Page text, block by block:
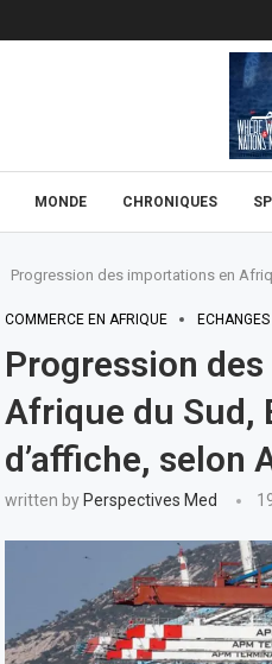
MONDE CHRONIQUES
Progression des importations en
COMMERCE EN AFRIQUE
Progression
Afrique du Sud,
d’affiche, selon
written by Perspectives Med